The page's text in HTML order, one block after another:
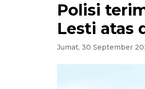
Polisi
Lesti atas
Jumat, 30 September